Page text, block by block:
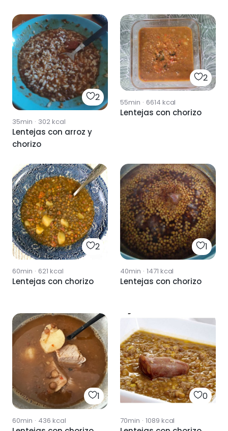
2
35min · 302kcal
Lentejas con arroz y
chorizo
2
55min · 6614 kcal
Lentejas con chorizo
2
60min · 621 kcal
Lentejas con chorizo
1
40min · 1471 kcal
Lentejas con chorizo
1
60min · 436 kcal
0
70min · 1089 kcal